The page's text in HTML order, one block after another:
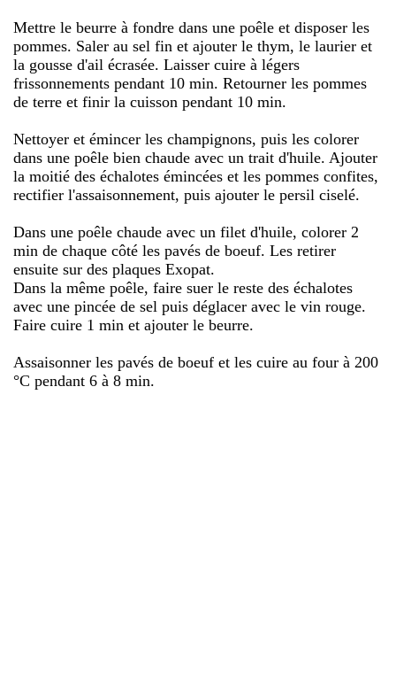
Mettre le beurre à fondre dans une poêle et disposer les
pommes. Saler au sel fin et ajouter le thym, le laurier et
la gousse d'ail écrasée. Laisser cuire à légers
frissonnements pendant 10 min. Retourner les pommes
de terre et finir la cuisson pendant 10 min.
Nettoyer et émincer les champignons, puis les colorer
dans une poêle bien chaude avec un trait d'huile. Ajouter
la moitié des échalotes émincées et les pommes confites,
rectifier l'assaisonnement, puis ajouter le persil ciselé.
Dans une poêle chaude avec un filet d'huile, colorer 2
min de chaque côté les pavés de boeuf. Les retirer
ensuite sur des plaques Exopat.
Dans la même poêle, faire suer le reste des échalotes
avec une pincée de sel puis déglacer avec le vin rouge.
Faire cuire 1 min et ajouter le beurre.
Assaisonner les pavés de boeuf et les cuire au four à 200
°C pendant 6 à 8 min.